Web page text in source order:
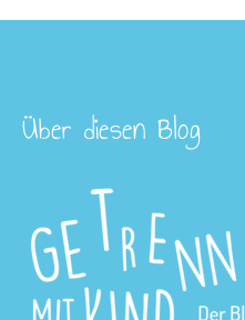
Über diesen Blog